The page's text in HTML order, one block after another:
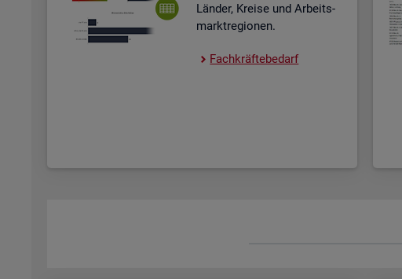
Län­der, Krei­se und Ar­beits­
markt­re­gio­nen.
Fach­kräf­te­be­darf